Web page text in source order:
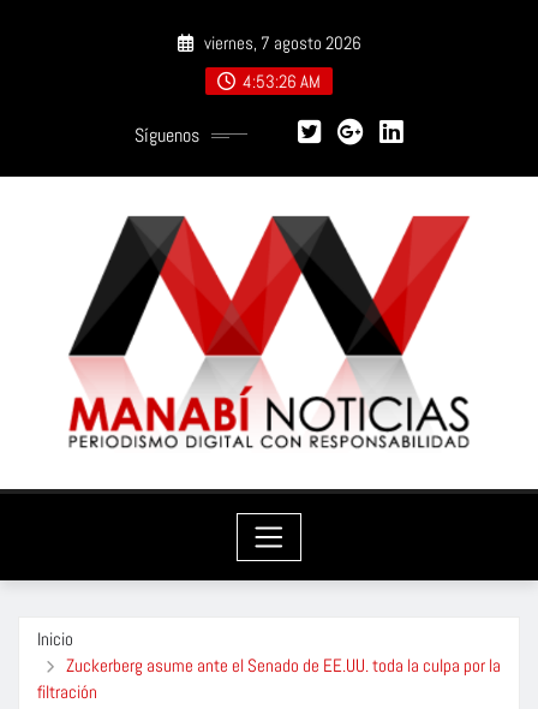
viernes, 7 agosto 2026
4:53:27 AM
Síguenos
Inicio
Zuckerberg asume ante el Senado de EE.UU. toda la culpa por la
filtración